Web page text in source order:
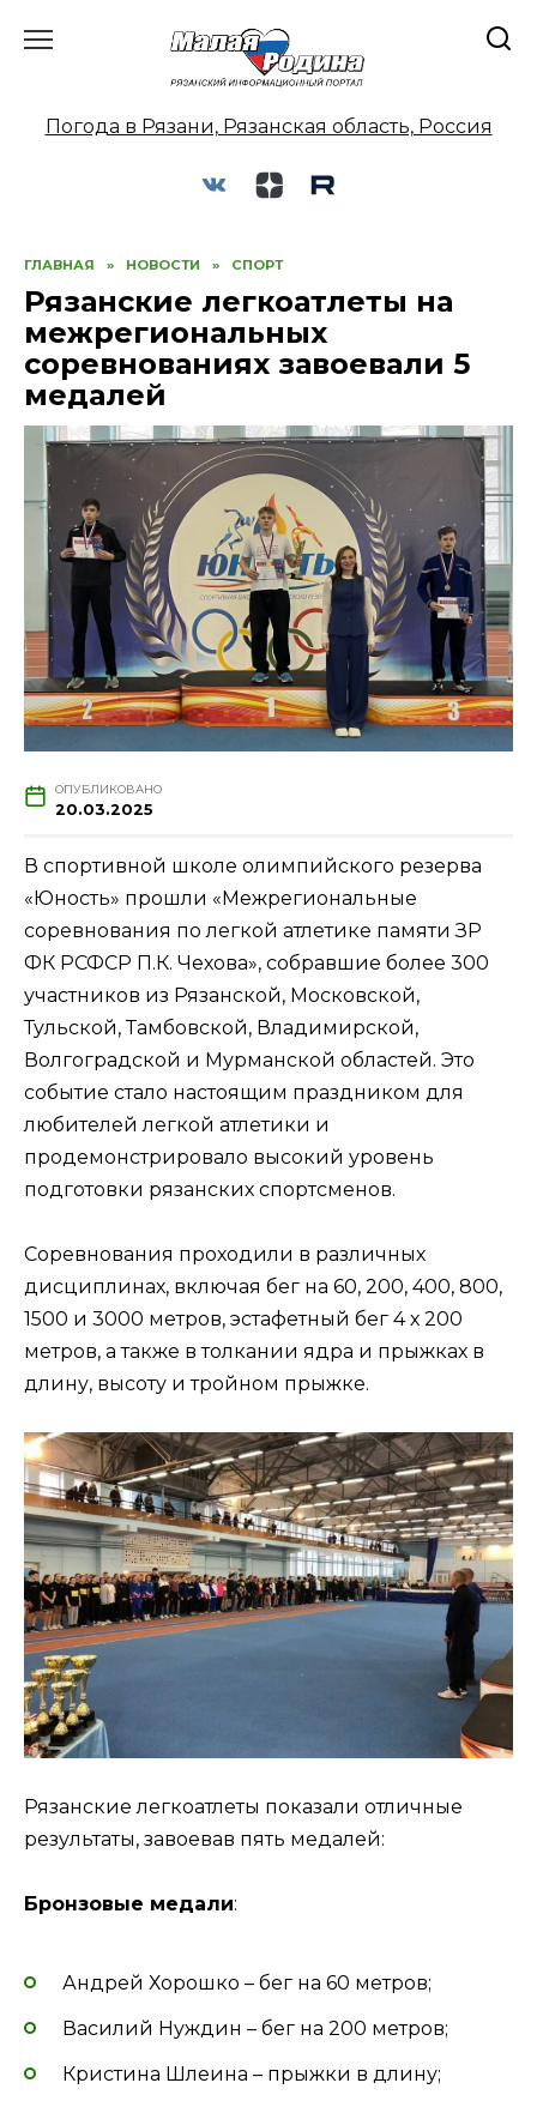
Погода в Рязани, Рязанская область, Россия
ГЛАВНАЯ » НОВОСТИ » СПОРТ
Рязанские легкоатлеты на
межрегиональных
соревнованиях завоевали 5
медалей
ОПУБЛИКОВАНО
20.03.2025
В спортивной школе олимпийского резерва
«Юность» прошли «Межрегиональные
соревнования по легкой атлетике памяти ЗР
ФК РСФСР П.К. Чехова», собравшие более 300
участников из Рязанской, Московской,
Тульской, Тамбовской, Владимирской,
Волгоградской и Мурманской областей. Это
событие стало настоящим праздником для
любителей легкой атлетики и
продемонстрировало высокий уровень
подготовки рязанских спортсменов.
Соревнования проходили в различных
дисциплинах, включая бег на 60, 200, 400, 800,
1500 и 3000 метров, эстафетный бег 4 х 200
метров, а также в толкании ядра и прыжках в
длину, высоту и тройном прыжке.
Рязанские легкоатлеты показали отличные
результаты, завоевав пять медалей:
Бронзовые медали:
Андрей Хорошко – бег на 60 метров;
Василий Нуждин – бег на 200 метров;
Кристина Шлеина – прыжки в длину;